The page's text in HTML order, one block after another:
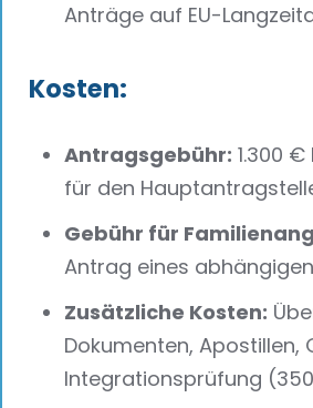
Anträge auf EU-
Kosten:
Antragsgebühr: 1.300
für den
Gebühr für
Antrag eines
Zusätzliche Kosten:
Dokumenten, Apostillen,
Integrationsprüfung